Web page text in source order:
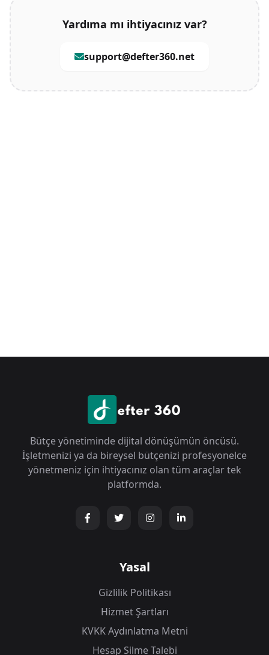
Yardıma mı ihtiyacınız var?
support@defter360.net
Bütçe yönetiminde dijital dönüşümün öncüsü.
İşletmenizi ya da bireysel bütçenizi profesyonelce
yönetmeniz için ihtiyacınız olan tüm araçlar tek
platformda.
Yasal
Gizlilik Politikası
Hizmet Şartları
KVKK Aydınlatma Metni
Hesap Silme Talebi